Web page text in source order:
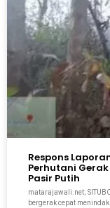
Respons
Perhutani
Pasir Putih
matarajawali.net;
bergerak cepat